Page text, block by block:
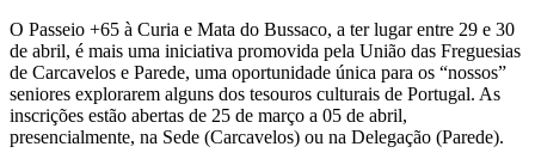
O Passeio +65 à Curia e Mata do Bussaco, a ter lugar entre 29 e 30
de abril, é mais uma iniciativa promovida pela União das Freguesias
de Carcavelos e Parede, uma oportunidade única para os “nossos”
seniores explorarem alguns dos tesouros culturais de Portugal. As
inscrições estão abertas de 25 de março a 05 de abril,
presencialmente, na Sede (Carcavelos) ou na Delegação (Parede).